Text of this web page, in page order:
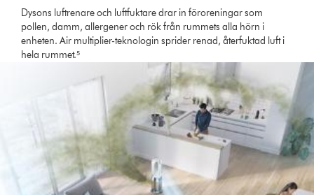
Dysons luftrenare och luftfuktare drar in föroreningar som
pollen, damm, allergener och rök från rummets alla hörn i
enheten. Air multiplier-teknologin sprider renad, återfuktad luft i
hela rummet.⁵